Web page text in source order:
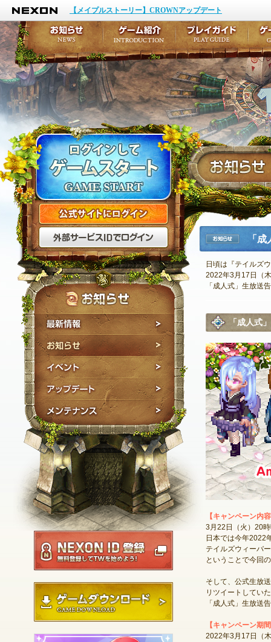
NEXON
【メイプルストーリー】CROWNアップデート
公式サイトにログイン
外部サービスIDでログ
最新情報
お知らせ
イベント
アップデート
メンテナンス
NEXON ID登録
ゲームダウンロード
お知らせ
「
日頃は『テイルズ
2022年3月17日（
「成人式」生放送
「成人式
【キャンペーン内
3月22日（火）20
日本では今年2022
テイルズウィーバ
ということで今回
そして、公式生放
リツイートしてい
「成人式」生放送
【キャンペーン期
2022年3月17日（
お知らせ
イベント
アップデート
メンテナンス
ゲーム紹介
キャラクター作成
テイルズ初級者講座
ここだけは知ってお